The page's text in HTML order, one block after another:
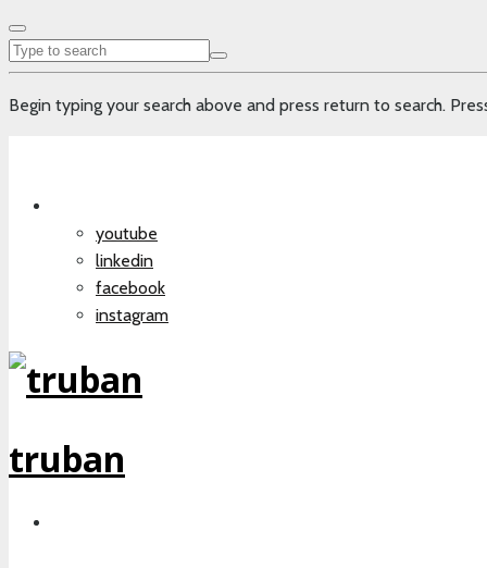
Begin typing your search above and press return to search.
youtube
linkedin
facebook
instagram
truban